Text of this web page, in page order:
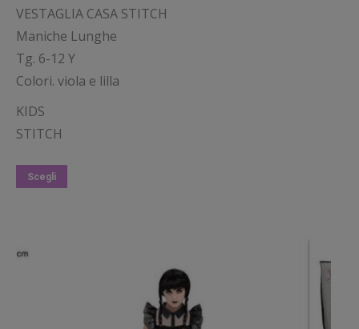
VESTAGLIA CASA STITCH
Maniche Lunghe
Tg. 6-12 Y
Colori. viola e lilla
KIDS
STITCH
Scegli